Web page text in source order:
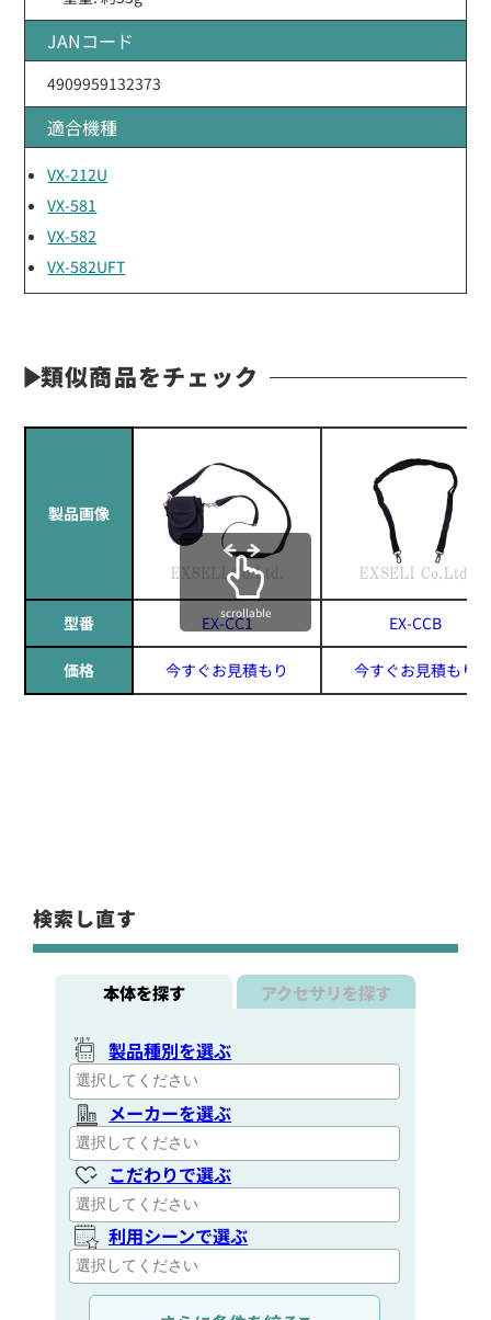
JANコード
4909959132373
適合機種
VX-212U
VX-581
VX-582
VX-582UFT
類似商品をチェック
製品画像
型番 EX-CC1 EX-CCB
価格 今すぐお見積もり 今すぐお見積もり
scrollable
検索し直す
本体を探す アクセサリを探す
製品種別を選ぶ
メーカーを選ぶ
こだわりで選ぶ
利用シーンで選ぶ
通信距離を選ぶ